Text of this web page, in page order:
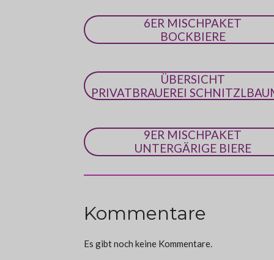
6ER MISCHPAKET
BOCKBIERE
ÜBERSICHT
PRIVATBRAUEREI
9ER MISCHPAKET
UNTERGÄRIGE BIERE
Kommentare
Es gibt noch keine Kommentare.